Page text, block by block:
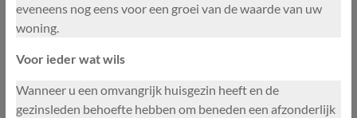
eveneens nog eens voor een groei van de waarde van uw
woning.
Voor ieder wat wils
Wanneer u een omvangrijk huisgezin heeft en de
gezinsleden behoefte hebben om beneden een afzonderlijk